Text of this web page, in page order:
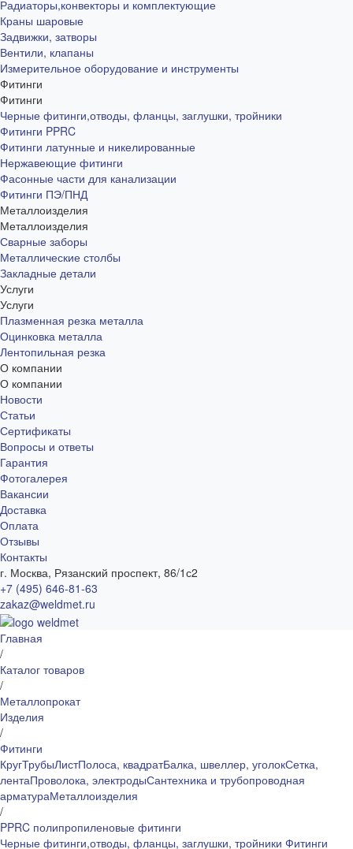
Радиаторы,конвекторы и комплектующие
Краны шаровые
Задвижки, затворы
Вентили, клапаны
Измерительное оборудование и инструменты
Фитинги
Фитинги
Черные фитинги,отводы, фланцы, заглушки, тройники
Фитинги PPRC
Фитинги латунные и никелированные
Нержавеющие фитинги
Фасонные части для канализации
Фитинги ПЭ/ПНД
Металлоизделия
Металлоизделия
Сварные заборы
Металлические столбы
Закладные детали
Услуги
Услуги
Плазменная резка металла
Оцинковка металла
Лентопильная резка
О компании
О компании
Новости
Статьи
Сертификаты
Вопросы и ответы
Гарантия
Фотогалерея
Вакансии
Доставка
Оплата
Отзывы
Контакты
г. Москва, Рязанский проспект, 86/1с2
+7 (495) 646-81-63
zakaz@weldmet.ru
Главная
/
Каталог товаров
/
Металлопрокат
Изделия
/
Фитинги
КругТрубыЛистПолоса, квадратБалка, швеллер, уголокСетка,
лентаПроволока, электродыСантехника и трубопроводная
арматураМеталлоизделия
/
PPRC полипропиленовые фитинги
Черные фитинги,отводы, фланцы, заглушки, тройники Фитинги